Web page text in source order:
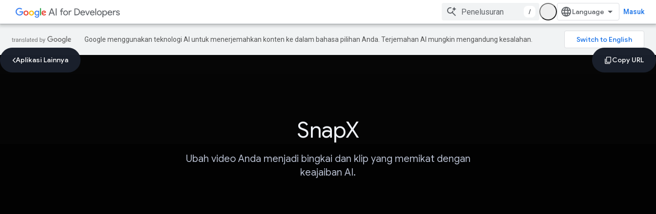
/ Masuk
Google menggunakan teknologi AI untuk menerjemahkan konten ke dalam bahasa pilihan Anda. Terjemahan AI mungkin mengandung kesalahan.
Aplikasi Lainnya
SnapX
Ubah video Anda menjadi bingkai dan klip yang memikat dengan
keajaiban AI.